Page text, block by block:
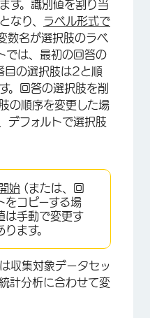
おける識別値の割り
す。識別値を割り当
なり、 ラベル形式で
数名が選択肢のラベ
では、最初の回答の
の選択肢は2と順
。回答の選択肢を削
の順序を変更した場
デフォルトで選択肢
始 (または、回
をコピーする場
は手動で変更す
ます。
収集対象データセッ
計分析に合わせて変